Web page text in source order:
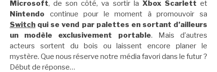
Microsoft, de son côté, va sortir la Xbox Scarlett et
Nintendo continue pour le moment à promouvoir sa
Switch qui se vend par palettes en sortant d’ailleurs
un modèle exclusivement portable. Mais d’autres
acteurs sortent du bois ou laissent encore planer le
mystère. Que nous réserve notre média favori dans le futur ?
Début de réponse…